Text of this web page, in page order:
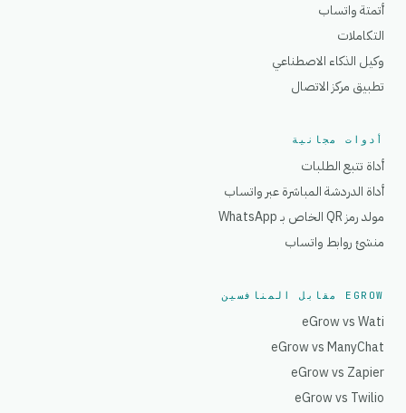
أتمتة واتساب
التكاملات
وكيل الذكاء الاصطناعي
تطبيق مركز الاتصال
أدوات مجانية
أداة تتبع الطلبات
أداة الدردشة المباشرة عبر واتساب
مولد رمز QR الخاص بـ WhatsApp
منشئ روابط واتساب
EGROW مقابل المنافسين
eGrow vs Wati
eGrow vs ManyChat
eGrow vs Zapier
eGrow vs Twilio